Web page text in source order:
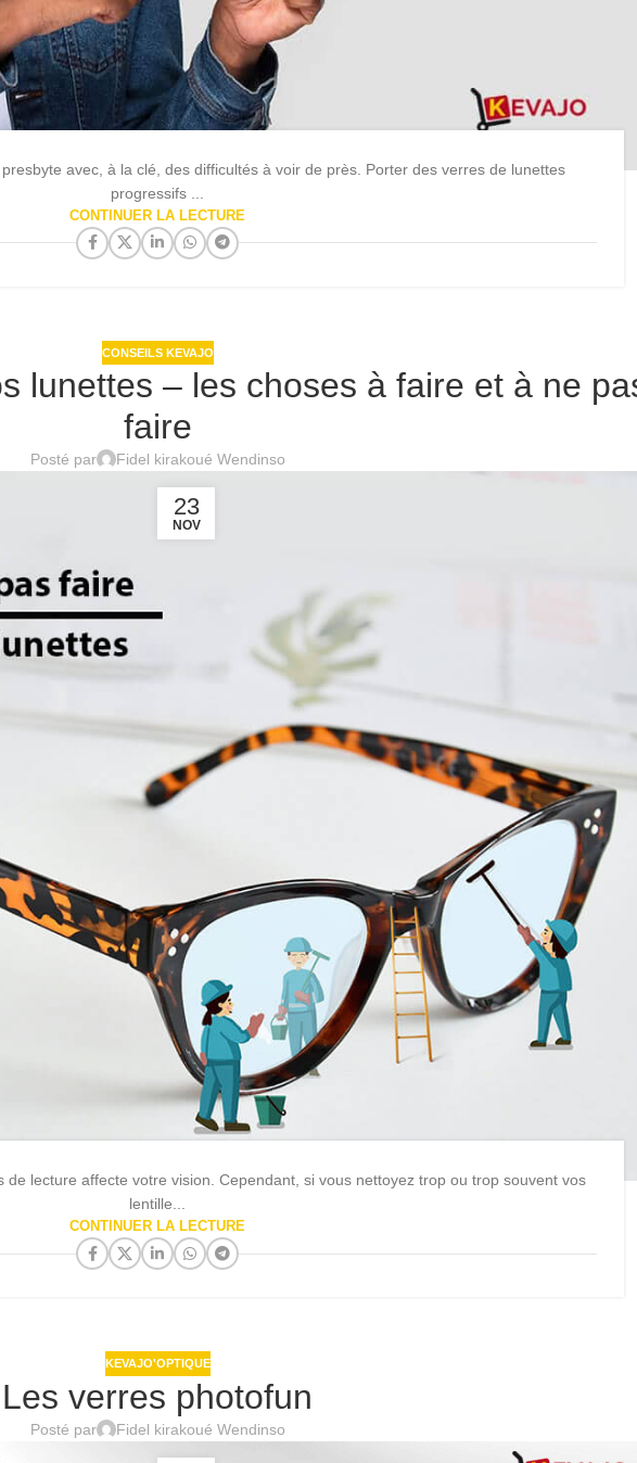
avec, à la clé, des difficultés à voir de près. Porter des verres de lunettes
progressifs ...
CONTINUER LA LECTURE
CONSEILS KEVAJO
lunettes – les choses à faire et à ne
faire
Posté par Fidel kirakoué Wendinso
23
NOV
lecture affecte votre vision. Cependant, si vous nettoyez trop ou trop souvent vos
lentille...
CONTINUER LA LECTURE
KEVAJO'OPTIQUE
Les verres photofun
Posté par Fidel kirakoué Wendinso